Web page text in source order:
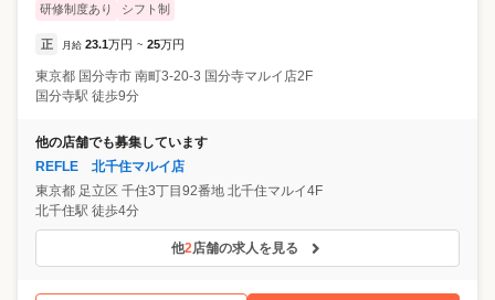
研修制度あり
シフト制
正 月給 23.1万円 ~ 25万円
東京都 国分寺市 南町3-20-3 国分寺マルイ店2F
国分寺駅 徒歩9分
他の店舗でも募集しています
REFLE 北千住マルイ店
東京都 足立区 千住3丁目92番地 北千住マルイ4F
北千住駅 徒歩4分
他2店舗の求人を見る